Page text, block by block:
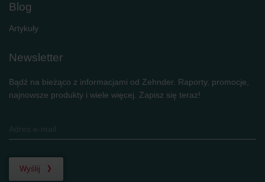
Blog
Artykuły
Newsletter
Bądź na bieżąco z informacjami od Zehnder. Raporty, promocje,
najnowsze produkty i wiele więcej. Zapisz się teraz!
Wyślij